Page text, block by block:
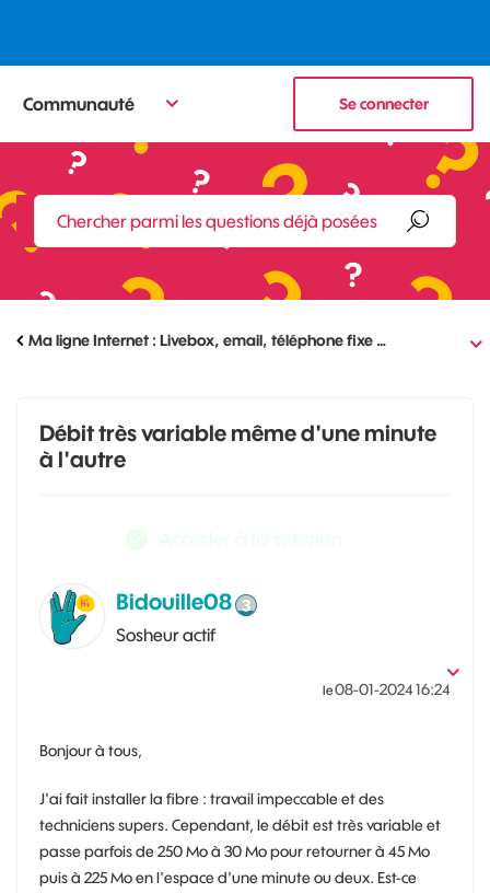
Communauté Se connecter
Ma ligne Internet : Livebox, email, téléphone fixe …
Débit très variable même d'une minute
à l'autre
Bidouille08
Sosheur actif
le‎08-01-202416:24
Bonjour à tous,
J'ai fait installer la fibre : travail impeccable et des
techniciens supers. Cependant, le débit est très variable et
passe parfois de 250 Mo à 30 Mo pour retourner à 45 Mo
puis à 225 Mo en l'espace d'une minute ou deux. Est-ce